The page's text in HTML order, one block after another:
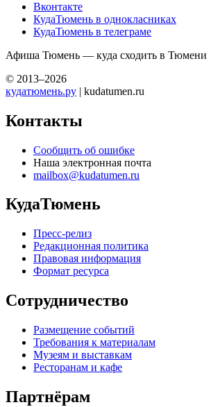
Вконтакте
КудаТюмень в однокласниках
КудаТюмень в телеграме
Афиша Тюмень — куда сходить в Тюмени
© 2013–2026
кудатюмень.ру | kudatumen.ru
Контакты
Сообщить об ошибке
Наша электронная почта
mailbox@kudatumen.ru
КудаТюмень
Пресс-релиз
Редакционная политика
Правовая информация
Формат ресурса
Сотрудничество
Размещение событий
Требования к материалам
Музеям и выставкам
Ресторанам и кафе
Партнёрам